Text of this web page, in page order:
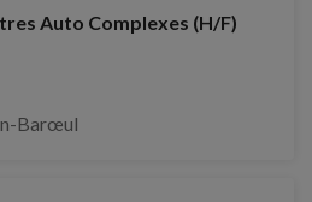
Auto Complexes (H/F)
Barœul